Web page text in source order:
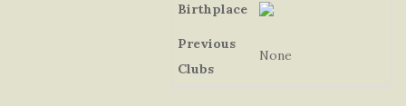
Birthplace
Previous
Clubs
None